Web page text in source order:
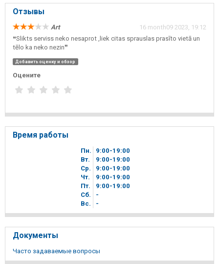
Отзывы
Art
16 month09 2023, 19:12
❝Slikts serviss neko nesaprot ,liek citas sprauslas prasīto vietā un
tēlo ka neko nezin❞
Добавить оценку и обзор
Оцените
Время работы
Пн. 9 00-19 00
Вт.
9 00-19 00
Ср.
9 00-19 00
Чт.
9 00-19 00
Пт.
9 00-19 00
Сб.
-
Вc.
-
Документы
Часто задаваемые вопросы